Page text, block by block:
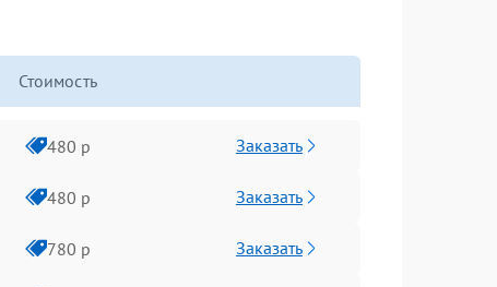
Стоимость
480 р Заказать
480 р Заказать
780 р Заказать